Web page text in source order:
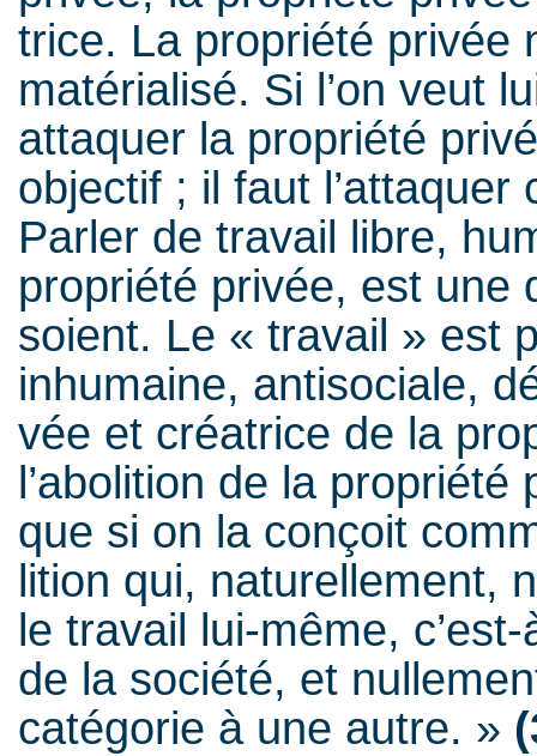
trice. La pro­priété pri­vée
maté­ria­lisé. Si l’on veut
atta­quer la pro­priété
objec­tif ; il faut
Par­ler de tra­vail libre,
pro­priété pri­vée, est une
soient. Le « tra­vail » est
inhu­maine, anti­so­ciale,
vée et créa­trice de la
l’abolition de la
que si on la conçoit
li­tion qui, natu­rel­le­ment,
le tra­vail lui-même,
de la société, et
caté­go­rie à une autre. »